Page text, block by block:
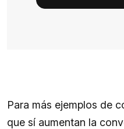
Para más ejemplos de
que sí aumentan la